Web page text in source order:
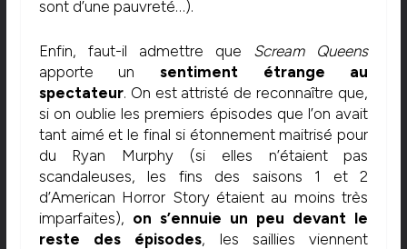
sont d’une pauvreté…).
Enfin, faut-il admettre que Scream Queens
apporte un sentiment étrange au
spectateur. On est attristé de reconnaître que,
si on oublie les premiers épisodes que l’on avait
tant aimé et le final si étonnement maitrisé pour
du Ryan Murphy (si elles n’étaient pas
scandaleuses, les fins des saisons 1 et 2
d’American Horror Story étaient au moins très
imparfaites), on s’ennuie un peu devant le
reste des épisodes, les saillies viennent